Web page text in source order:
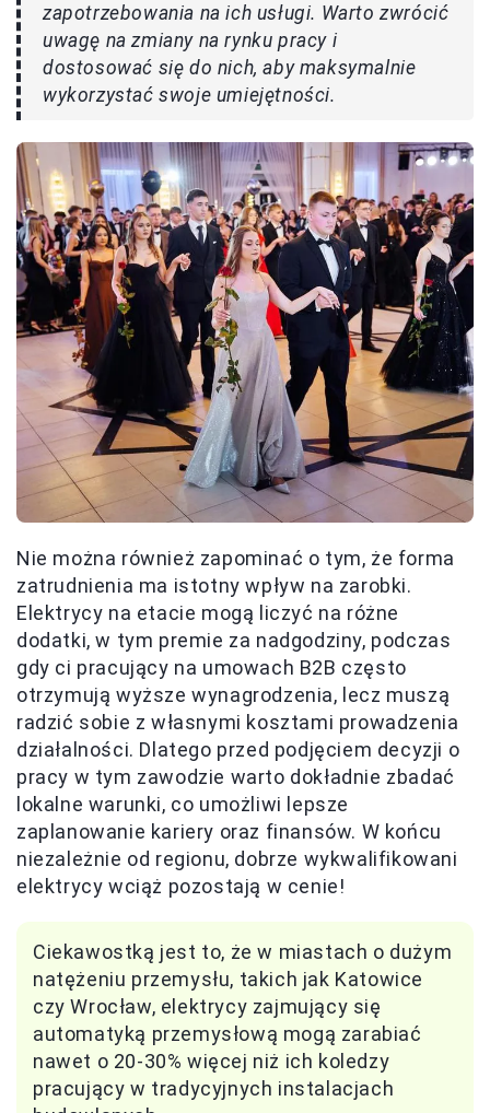
zapotrzebowania na ich usługi. Warto zwrócić
uwagę na zmiany na rynku pracy i
dostosować się do nich, aby maksymalnie
wykorzystać swoje umiejętności.
Nie można również zapominać o tym, że forma
zatrudnienia ma istotny wpływ na zarobki.
Elektrycy na etacie mogą liczyć na różne
dodatki, w tym premie za nadgodziny, podczas
gdy ci pracujący na umowach B2B często
otrzymują wyższe wynagrodzenia, lecz muszą
radzić sobie z własnymi kosztami prowadzenia
działalności. Dlatego przed podjęciem decyzji o
pracy w tym zawodzie warto dokładnie zbadać
lokalne warunki, co umożliwi lepsze
zaplanowanie kariery oraz finansów. W końcu
niezależnie od regionu, dobrze wykwalifikowani
elektrycy wciąż pozostają w cenie!
Ciekawostką jest to, że w miastach o dużym
natężeniu przemysłu, takich jak Katowice
czy Wrocław, elektrycy zajmujący się
automatyką przemysłową mogą zarabiać
nawet o 20-30% więcej niż ich koledzy
pracujący w tradycyjnych instalacjach